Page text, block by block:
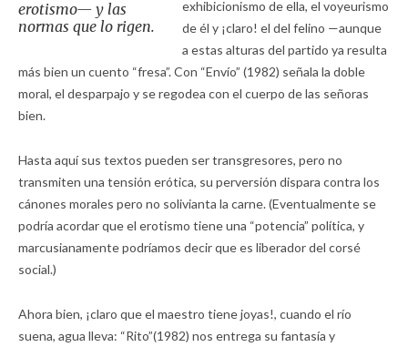
erotismo— y las
normas que lo rigen.
exhibicionismo de ella, el voyeurismo
de él y ¡claro! el del felino —aunque
a estas alturas del partido ya resulta
más bien un cuento “fresa”. Con “Envío” (1982) señala la doble
moral, el desparpajo y se regodea con el cuerpo de las señoras
bien.
Hasta aquí sus textos pueden ser transgresores, pero no
transmiten una tensión erótica, su perversión dispara contra los
cánones morales pero no solivianta la carne. (Eventualmente se
podría acordar que el erotismo tiene una “potencia” política, y
marcusianamente podríamos decir que es liberador del corsé
social.)
Ahora bien, ¡claro que el maestro tiene joyas!, cuando el río
suena, agua lleva: “Rito”(1982) nos entrega su fantasía y